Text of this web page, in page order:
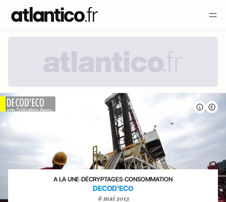
A LA UNE›DÉCRYPTAGES›CONSOMMATION
DECOD'ECO
6 mai 2013